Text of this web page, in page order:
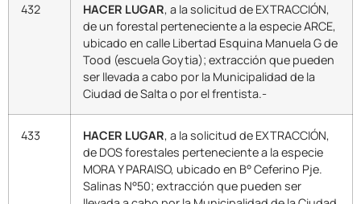
432 HACER LUGAR, a la solicitud de EXTRACCIÓN,
de un forestal perteneciente a la especie ARCE,
ubicado en calle Libertad Esquina Manuela G de
Tood (escuela Goytia); extracción que pueden
ser llevada a cabo por la Municipalidad de la
Ciudad de Salta o por el frentista.-
433 HACER LUGAR, a la solicitud de EXTRACCIÓN,
de DOS forestales perteneciente a la especie
MORA Y PARAISO, ubicado en B° Ceferino Pje.
Salinas N°50; extracción que pueden ser